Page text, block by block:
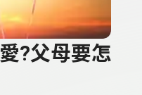
?父母要怎